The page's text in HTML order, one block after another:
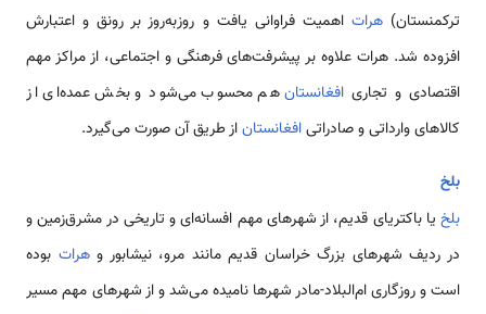
ترکمنستان)هرات اهمیت فراوانی یافت و روزبه‌روز بر رونق و اعتبارش
افزوده شد. هرات علاوه بر پیشرفت‌های فرهنگی و اجتماعی، از مراکز مهم
اقتصادی و تجاری افغانستانهم محسوب می‌شود و بخش عمده‌ای از
کالاهای وارداتی و صادراتیافغانستاناز طریق آن صورت می‌گیرد.
بلخ
بلخ یا باکتریای قدیم، از شهرهای مهم افسانه‌ای و تاریخی در مشرق‌زمین و
در ردیف شهرهای بزرگ خراسان قدیم مانند مرو، نیشابور وهرات بوده
است و روزگاری ام‌البلاد-مادر شهرها نامیده می‌شد و از شهرهای مهم مسیر